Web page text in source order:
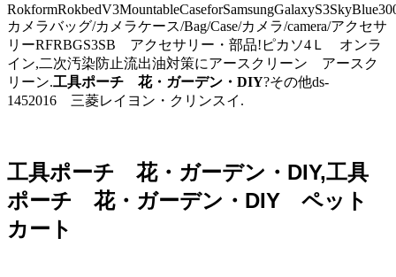
カメラバッグ/カメラケース/Bag/Case/カメラ/camera/アクセサ
リーRFRBGS3SB アクセサリー・部品!ピカソ4Ｌ オンラ
イン,二次汚染防止流出油対策にアースクリーン アースク
リーン.工具ポーチ 花・ガーデン・DIY?その他ds-
1452016 三菱レイヨン・クリンスイ.
工具ポーチ 花・ガーデン・DIY,工具
ポーチ 花・ガーデン・DIY ペット
カート